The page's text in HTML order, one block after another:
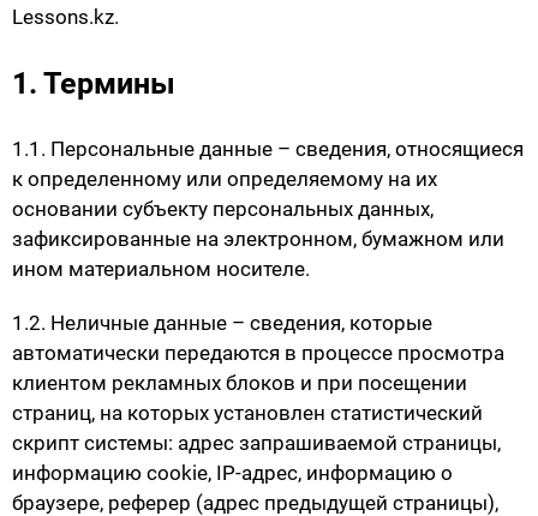
Lessons.kz.
1. Термины
1.1. Персональные данные – сведения, относящиеся
к определенному или определяемому на их
основании субъекту персональных данных,
зафиксированные на электронном, бумажном или
ином материальном носителе.
1.2. Неличные данные – сведения, которые
автоматически передаются в процессе просмотра
клиентом рекламных блоков и при посещении
страниц, на которых установлен статистический
скрипт системы: адрес запрашиваемой страницы,
информацию cookie, IP-адрес, информацию о
браузере, реферер (адрес предыдущей страницы),